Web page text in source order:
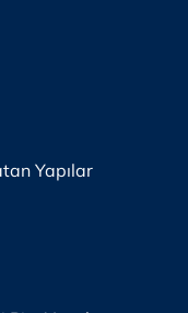
Yapılar